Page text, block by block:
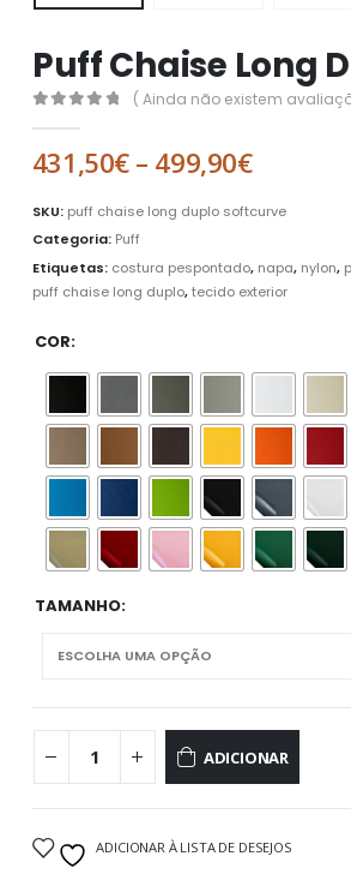
Puff Chaise Long
( Ainda não existem
431,50€ – 499,90€Price
431,50€
499,90€
SKU: puff chaise long duplo softcurve
Categoria: Puff
Etiquetas: costura pespontado, napa, nylon,
puff chaise long duplo,tecido exterior
COR
TAMANHO
ADICIONAR
ADICIONAR À LISTA DE DESEJOS